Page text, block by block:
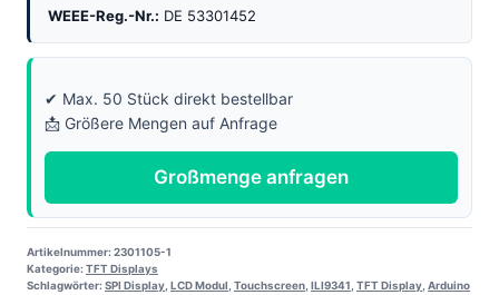
WEEE-Reg.-Nr.: DE 53301452
✔ Max. 50 Stück direkt bestellbar
📩 Größere Mengen auf Anfrage
Großmenge anfragen
Artikelnummer:2301105-1
Kategorie:TFT Displays
Schlagwörter:SPI Display, LCD Modul, Touchscreen, ILI9341, TFT Display, Arduino